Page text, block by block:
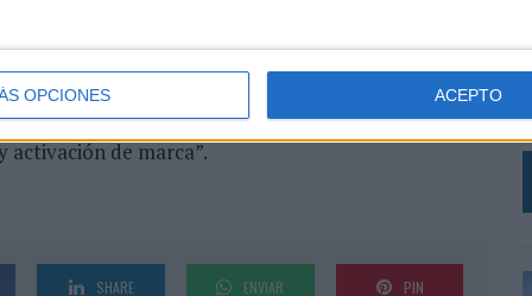
OPCIONES ACEPTO
CEO de 360ª Marketing & Comunicación, quien
la principal competición europea para medir la
de marca y comunicación de marketing
que hayan sido premiados en sus propios países,
Premios IMPACT como la Champions League de
activación de marca”.
SHARE ENVIAR PIN